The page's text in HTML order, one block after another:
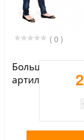
( 0 )
Большой флаг